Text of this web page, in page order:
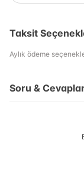
Taksit
Aylık ödeme
Soru &